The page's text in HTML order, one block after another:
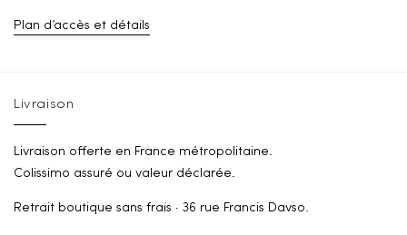
Plan d’accès et détails
Livraison
Livraison offerte en France métropolitaine.
Colissimo assuré ou valeur déclarée.
Retrait boutique sans frais · 36 rue Francis Davso.